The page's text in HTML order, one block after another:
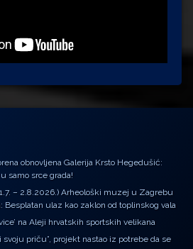
obnovljena Galerija Krsto Hegedušić:
samo srce grada!
– 2.8.2026.) Arheološki muzej u Zagrebu
Besplatan ulaz kao zaklon od toplinskog vala
na Aleji hrvatskih sportskih velikana
svoju priču”, projekt nastao iz potrebe da se